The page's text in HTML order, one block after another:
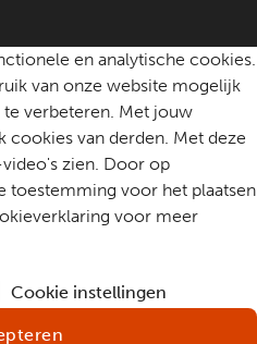
en analytische cookies.
van onze website mogelijk
verbeteren. Met jouw
van derden. Met deze
zien. Door op
toestemming voor het plaatsen
voor meer
Cookie instellingen